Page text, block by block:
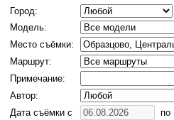
Город:
Модель:
Место съёмки:
Маршрут:
Примечание:
Автор:
Дата съёмки с
по